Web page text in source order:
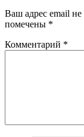
Ваш адрес email не
помечены *
Комментарий *